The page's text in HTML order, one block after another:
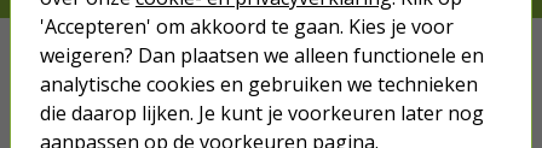
Kabels
Netwerk
'Accepteren' om akkoord te gaan. Kies je voor
weigeren? Dan plaatsen we alleen functionele en
analytische cookies en gebruiken we technieken
die daarop lijken. Je kunt je voorkeuren later nog
aanpassen op de voorkeuren pagina.